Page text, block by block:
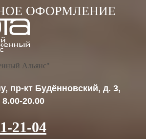
Альянс"
пр-кт Будённовский, д. 3,
20.00
21-04